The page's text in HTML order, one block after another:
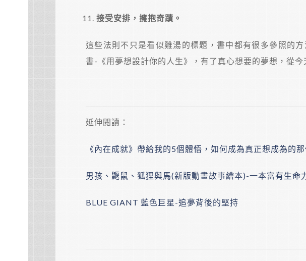
接受安排，擁抱奇蹟。
這些法則不只是看似雞湯的標題，書中都有很多參照的
書-《用夢想設計你的人生》，有了真心想要的夢想，從
延伸閱讀：
《內在成就》帶給我的5個體悟，如何成為真正想成為的那
男孩、鼴鼠、狐狸與馬(新版動畫故事繪本)-一本富有生命
BLUE GIANT 藍色巨星-追夢背後的堅持